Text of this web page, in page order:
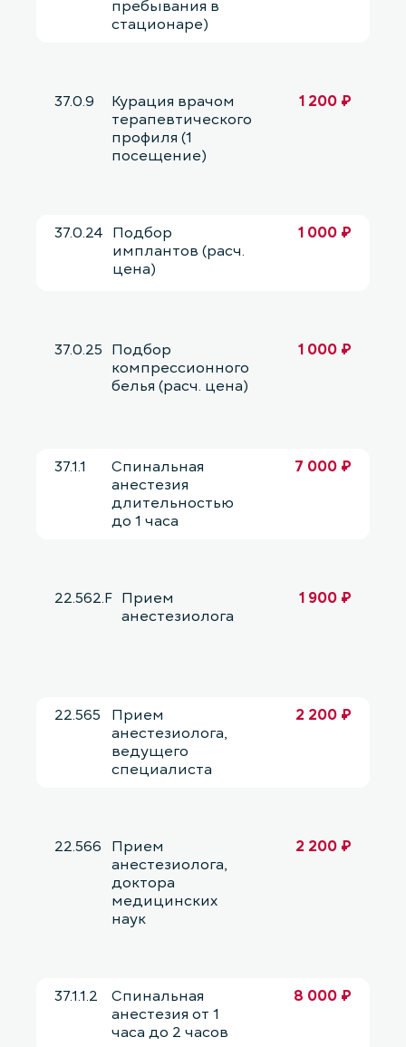
пребывания в
стационаре)
37.0.9
Курация врачом
терапевтического
профиля (1
посещение)
1 200 ₽
37.0.24 Подбор
имплантов (расч.
цена)
1 000 ₽
37.0.25 Подбор
компрессионного
белья (расч. цена)
1 000 ₽
37.1.1
Спинальная
анестезия
длительностью
до 1 часа
7 000 ₽
22.562.F Прием
анестезиолога
1 900 ₽
22.565
Прием
анестезиолога,
ведущего
специалиста
2 200 ₽
22.566 Прием
анестезиолога,
доктора
медицинских
наук
2 200 ₽
37.1.1.2
Спинальная
анестезия от 1
часа до 2 часов
8 000 ₽